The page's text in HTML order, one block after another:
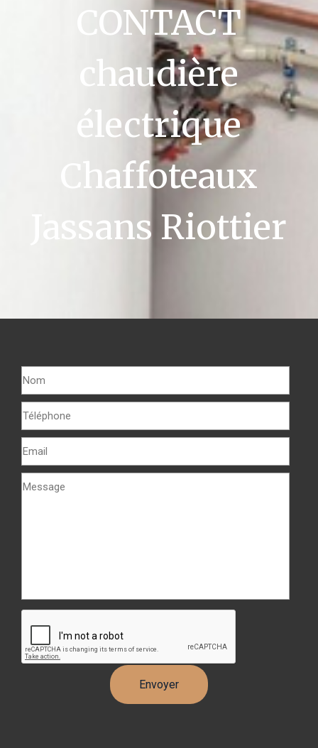
CONTACT
chaudière
électrique
Chaffoteaux
Jassans Riottier